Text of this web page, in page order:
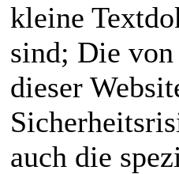
kleine
sind; Die
dieser
auch die